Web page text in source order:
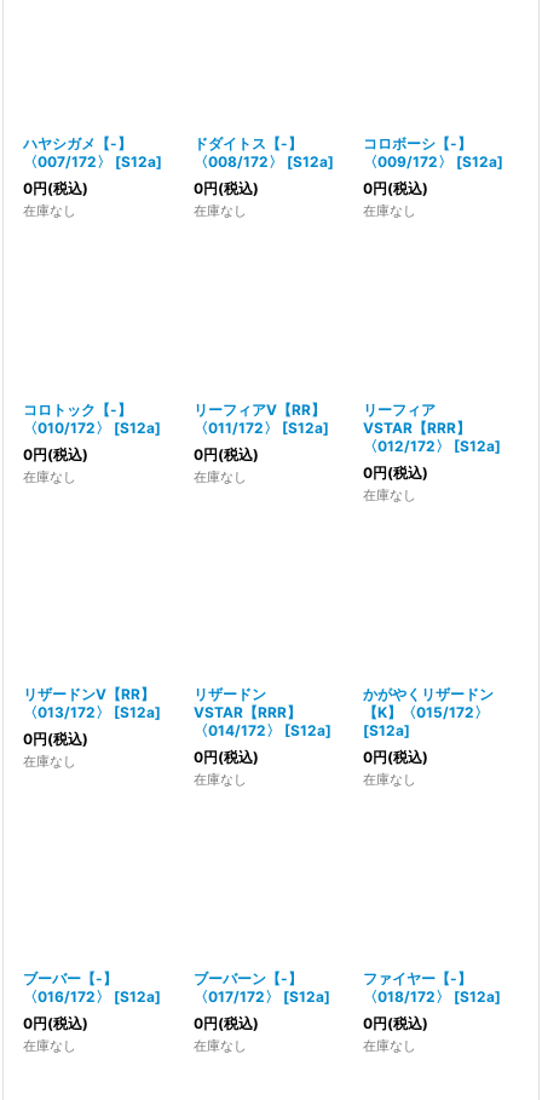
ハヤシガメ【-】
〈007/172〉
[S12a]
0円(税込)
在庫なし
ドダイトス【-】
〈008/172〉
[S12a]
0円(税込)
在庫なし
コロボーシ【-】
〈009/172〉
[S12a]
0円(税込)
在庫なし
コロトック【-】
〈010/172〉
[S12a]
0円(税込)
在庫なし
リーフィアV【RR】
〈011/172〉
[S12a]
0円(税込)
在庫なし
リーフィア
VSTAR【RRR】
〈012/172〉
[S12a]
0円(税込)
在庫なし
リザードンV【RR】
〈013/172〉
[S12a]
0円(税込)
在庫なし
リザードン
VSTAR【RRR】
〈014/172〉
[S12a]
0円(税込)
在庫なし
かがやくリザードン
【K】〈015/172〉
[S12a]
0円(税込)
在庫なし
ブーバー【-】
〈016/172〉
[S12a]
0円(税込)
在庫なし
ブーバーン【-】
〈017/172〉
[S12a]
0円(税込)
在庫なし
ファイヤー【-】
〈018/172〉
[S12a]
0円(税込)
在庫なし